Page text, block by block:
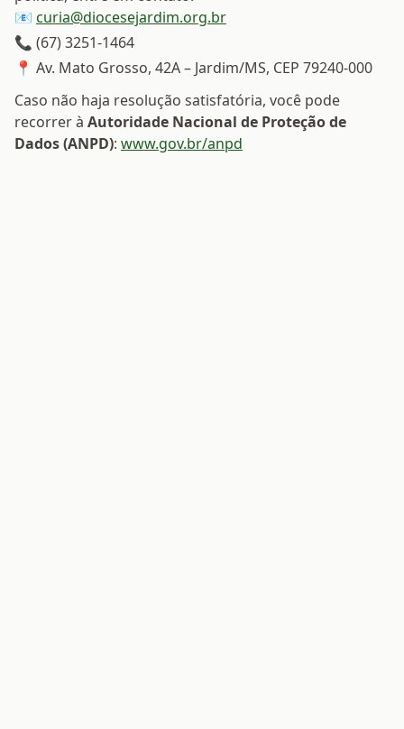
📧 curia@diocesejardim.org.br
📞 (67) 3251-1464
📍 Av. Mato Grosso, 42A – Jardim/MS, CEP 79240-000
Caso não haja resolução satisfatória, você pode
recorrer à Autoridade Nacional de Proteção de
Dados (ANPD): www.gov.br/anpd